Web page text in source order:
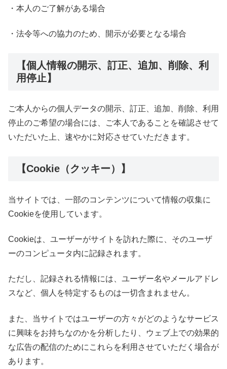
・本人のご了解がある場合
・法令等への協力のため、開示が必要となる場合
【個人情報の開示、訂正、追加、削除、利
用停止】
ご本人からの個人データの開示、訂正、追加、削除、利用
停止のご希望の場合には、ご本人であることを確認させて
いただいた上、速やかに対応させていただきます。
【Cookie（クッキー）】
当サイトでは、一部のコンテンツについて情報の収集に
Cookieを使用しています。
Cookieは、ユーザーがサイトを訪れた際に、そのユーザ
ーのコンピュータ内に記録されます。
ただし、記録される情報には、ユーザー名やメールアドレ
スなど、個人を特定するものは一切含まれません。
また、当サイトではユーザーの方々がどのようなサービス
に興味をお持ちなのかを分析したり、ウェブ上での効果的
な広告の配信のためにこれらを利用させていただく場合が
あります。